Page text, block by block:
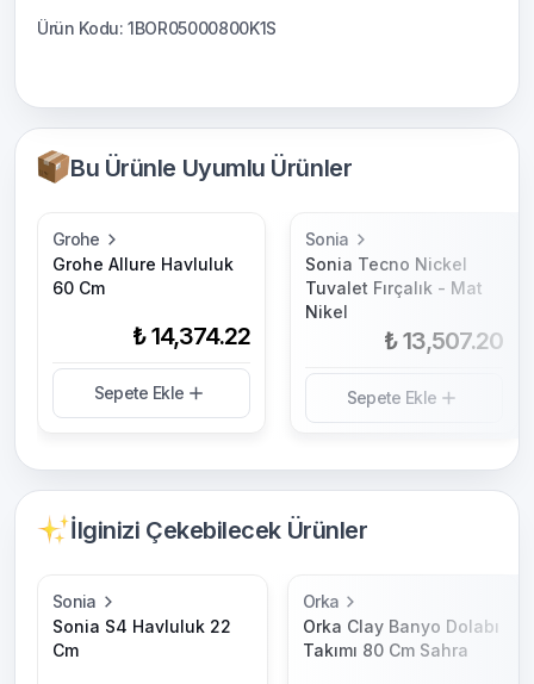
Bu Ürünle Uyumlu Ürünler
Grohe
Grohe Allure Havluluk
60 Cm
₺ 14,374.22
Sepete Ekle
Sonia
Sonia Tecno Nickel
Tuvalet Fırçalık - Mat
Nikel
₺ 13,507.20
Sepete Ekle
İlginizi Çekebilecek Ürünler
Sonia
Sonia S4 Havluluk 22
Cm
Orka
Orka Clay Banyo Dolabı
Takımı 80 Cm Sahra
Ürün Kodu: 1BOR05000800K1S